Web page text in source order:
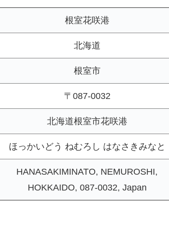
根室花咲港
北海道
根室市
〒087-0032
北海道根室市花咲港
ほっかいどう ねむろし はなさきみなと
HANASAKIMINATO, NEMUROSHI,
HOKKAIDO, 087-0032, Japan